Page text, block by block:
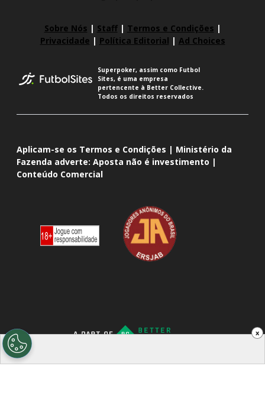
x
Sobre Nós | Staff| Termos e Condições |
Privacidade | Política Editorial | Ad Choices
Superpoker, assim como Futbol
Sites, é uma empresa
pertencente à Better Collective.
Todos os direitos reservados
Aplicam-se os Termos e Condições | Ministério da
Fazenda adverte: Aposta não é investimento |
Conteúdo Comercial